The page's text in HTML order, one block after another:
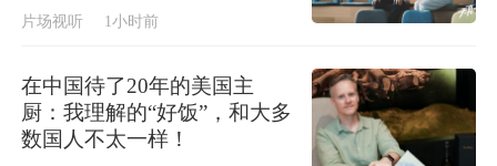
片场视听 1小时前
在中国待了20年的美国主
厨：我理解的“好饭”，和大多
数国人不太一样！